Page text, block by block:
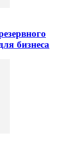
бизнеса